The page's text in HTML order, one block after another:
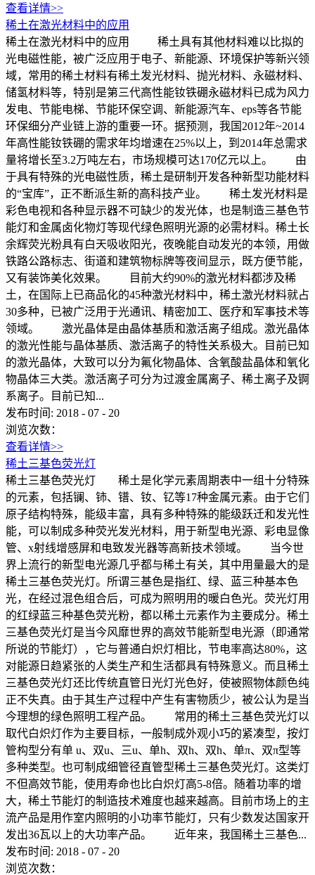
查看详情>>
稀土在激光材料中的应用
稀土在激光材料中的应用 稀土具有其他材料难以比拟的
光电磁性能，被广泛应用于电子、新能源、环境保护等新兴领
域，常用的稀土材料有稀土发光材料、抛光材料、永磁材料、
储氢材料等，特别是第三代高性能钕铁硼永磁材料已成为风力
发电、节能电梯、节能环保空调、新能源汽车、eps等各节能
环保细分产业链上游的重要一环。据预测，我国2012年~2014
年高性能钕铁硼的需求年均增速在25%以上，到2014年总需求
量将增长至3.2万吨左右，市场规模可达170亿元以上。 由
于具有特殊的光电磁性质，稀土是研制开发各种新型功能材料
的“宝库”，正不断派生新的高科技产业。 稀土发光材料是
彩色电视和各种显示器不可缺少的发光体，也是制造三基色节
能灯和金属卤化物灯等现代绿色照明光源的必需材料。稀土长
余辉荧光粉具有白天吸收阳光，夜晚能自动发光的本领，用做
铁路公路标志、街道和建筑物标牌等夜间显示，既方便节能，
又有装饰美化效果。 目前大约90%的激光材料都涉及稀
土，在国际上已商品化的45种激光材料中，稀土激光材料就占
30多种，已被广泛用于光通讯、精密加工、医疗和军事技术等
领域。 激光晶体是由晶体基质和激活离子组成。激光晶体
的激光性能与晶体基质、激活离子的特性关系极大。目前已知
的激光晶体，大致可以分为氟化物晶体、含氧酸盐晶体和氧化
物晶体三大类。激活离子可分为过渡金属离子、稀土离子及锕
系离子。目前已知...
发布时间: 2018 - 07 - 20
浏览次数：
查看详情>>
稀土三基色荧光灯
稀土三基色荧光灯 稀土是化学元素周期表中一组十分特殊
的元素，包括镧、铈、镨、钕、钇等17种金属元素。由于它们
原子结构特殊，能级丰富，具有多种特殊的能级跃迁和发光性
能，可以制成多种荧光发光材料，用于新型电光源、彩电显像
管、x射线增感屏和电致发光器等高新技术领域。 当今世
界上流行的新型电光源几乎都与稀土有关，其中用量最大的是
稀土三基色荧光灯。所谓三基色是指红、绿、蓝三种基本色
光，在经过混色组合后，可成为照明用的暖白色光。荧光灯用
的红绿蓝三种基色荧光粉，都以稀土元素作为主要成分。稀土
三基色荧光灯是当今风靡世界的高效节能新型电光源（即通常
所说的节能灯），它与普通白炽灯相比，节电率高达80%，这
对能源日趋紧张的人类生产和生活都具有特殊意义。而且稀土
三基色荧光灯还比传统直管日光灯光色好，使被照物体颜色纯
正不失真。由于其生产过程中产生有害物质少，被公认为是当
今理想的绿色照明工程产品。 常用的稀土三基色荧光灯以
取代白炽灯作为主要目标，一般制成外观小巧的紧凑型，按灯
管构型分有单 u、双u、三u、单h、双h、双h、单π、双π型等
多种类型。也可制成细管径直管型稀土三基色荧光灯。这类灯
不但高效节能，使用寿命也比白炽灯高5-8倍。随着功率的增
大，稀土节能灯的制造技术难度也越来越高。目前市场上的主
流产品是用作室内照明的小功率节能灯，只有少数发达国家开
发出36瓦以上的大功率产品。 近年来，我国稀土三基色...
发布时间: 2018 - 07 - 20
浏览次数：